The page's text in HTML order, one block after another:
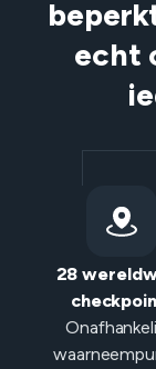
echt
28